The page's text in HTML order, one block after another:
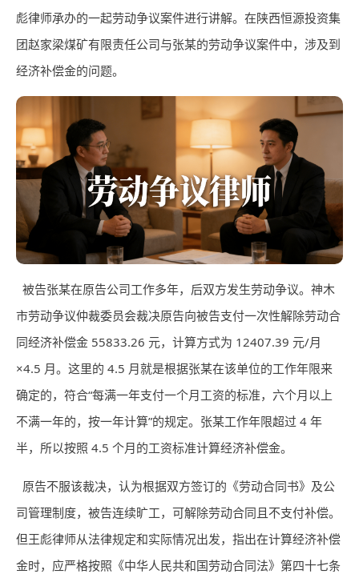
彪律师承办的一起劳动争议案件进行讲解。在陕西恒源投资集
团赵家梁煤矿有限责任公司与张某的劳动争议案件中，涉及到
经济补偿金的问题。
被告张某在原告公司工作多年，后双方发生劳动争议。神木
市劳动争议仲裁委员会裁决原告向被告支付一次性解除劳动合
同经济补偿金 55833.26 元，计算方式为 12407.39 元/月
×4.5 月。这里的 4.5 月就是根据张某在该单位的工作年限来
确定的，符合“每满一年支付一个月工资的标准，六个月以上
不满一年的，按一年计算”的规定。张某工作年限超过 4 年
半，所以按照 4.5 个月的工资标准计算经济补偿金。
原告不服该裁决，认为根据双方签订的《劳动合同书》及公
司管理制度，被告连续旷工，可解除劳动合同且不支付补偿。
但王彪律师从法律规定和实际情况出发，指出在计算经济补偿
金时，应严格按照《中华人民共和国劳动合同法》第四十七条